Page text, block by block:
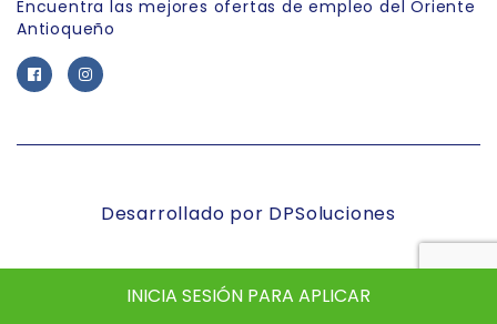
Encuentra las mejores ofertas de empleo del Oriente
Antioqueño
Desarrollado por DPSoluciones
INICIA SESIÓN PARA APLICAR